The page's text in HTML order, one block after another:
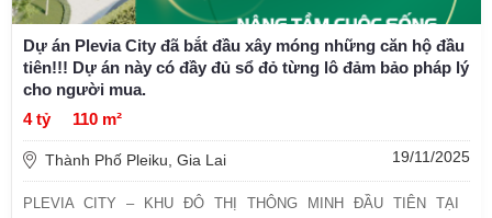
Dự án Plevia City đã bắt đầu xây móng những căn hộ đầu
tiên!!! Dự án này có đầy đủ sổ đỏ từng lô đảm bảo pháp lý
cho người mua.
4 tỷ
110 m²
Thành Phố Pleiku, Gia Lai 19/11/2025
PLEVIA CITY – KHU ĐÔ THỊ THÔNG MINH ĐẦU TIÊN TẠI